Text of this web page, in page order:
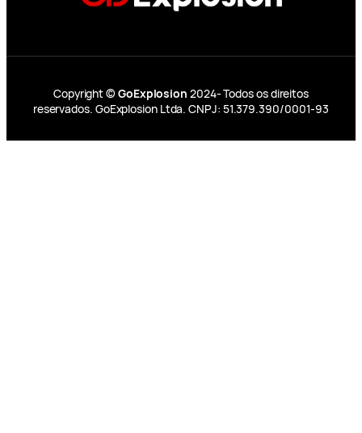
Copyright © GoExplosion 2024- Todos os direitos
reservados. GoExplosion Ltda. CNPJ: 51.379.390/0001-93